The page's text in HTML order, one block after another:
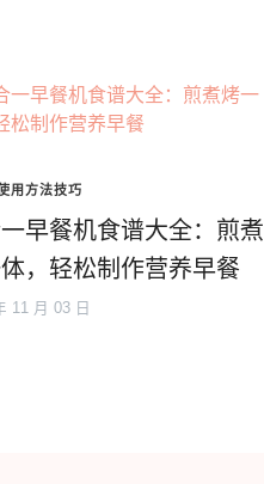
用方法技巧
早餐机食谱大全：煎煮
，轻松制作营养早餐
11 月 03 日